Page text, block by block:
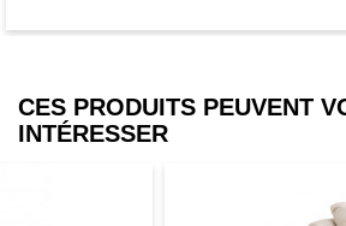
CES PRODUITS PEUVENT
INTÉRESSER